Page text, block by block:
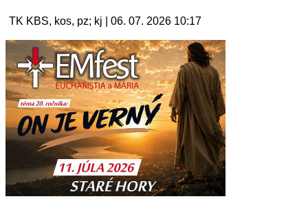
TK KBS, kos, pz; kj | 06. 07. 2026 10:17